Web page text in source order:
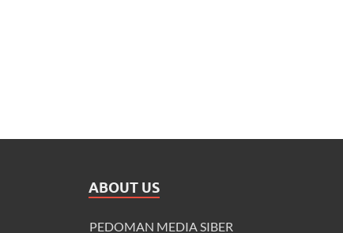
ABOUT US
PEDOMAN MEDIA SIBER